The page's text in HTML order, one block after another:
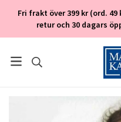
Fri frakt över 399 kr (ord.
retur och 30 dagars